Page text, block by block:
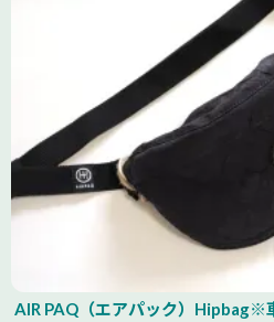
AIR PAQ（エアパック）Hipbag※